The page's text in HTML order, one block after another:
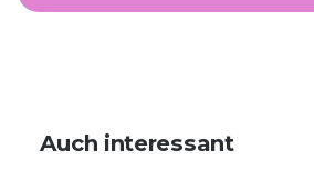
Auch interessant